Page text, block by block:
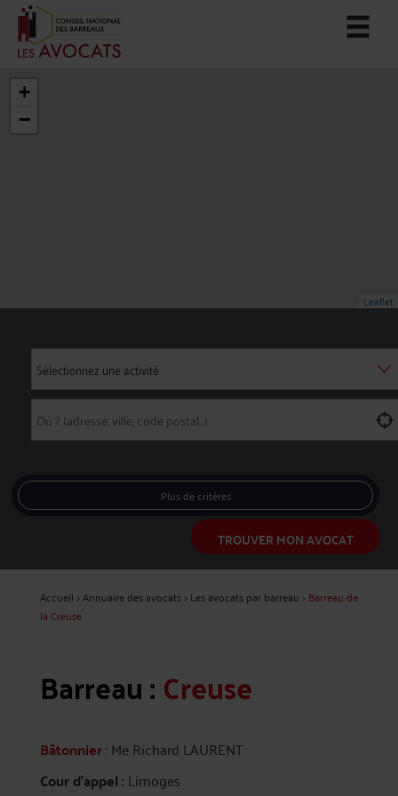
+
−
Leaflet
Plus de critères
TROUVER MON AVOCAT
Accueil >Annuaire des avocats>Les avocats par barreau >Barreau de
la Creuse
Barreau :Creuse
Bâtonnier: Me Richard LAURENT
Cour d'appel : Limoges